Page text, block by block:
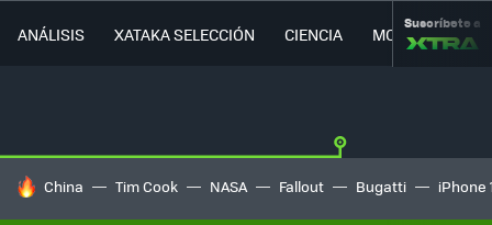
ANÁLISIS XATAKA SELECCIÓN CIENCIA MOVILIDAD
Suscríbete a
HOY SE HABLA DE
China Tim Cook NASA Fallout Bugatti iPhone